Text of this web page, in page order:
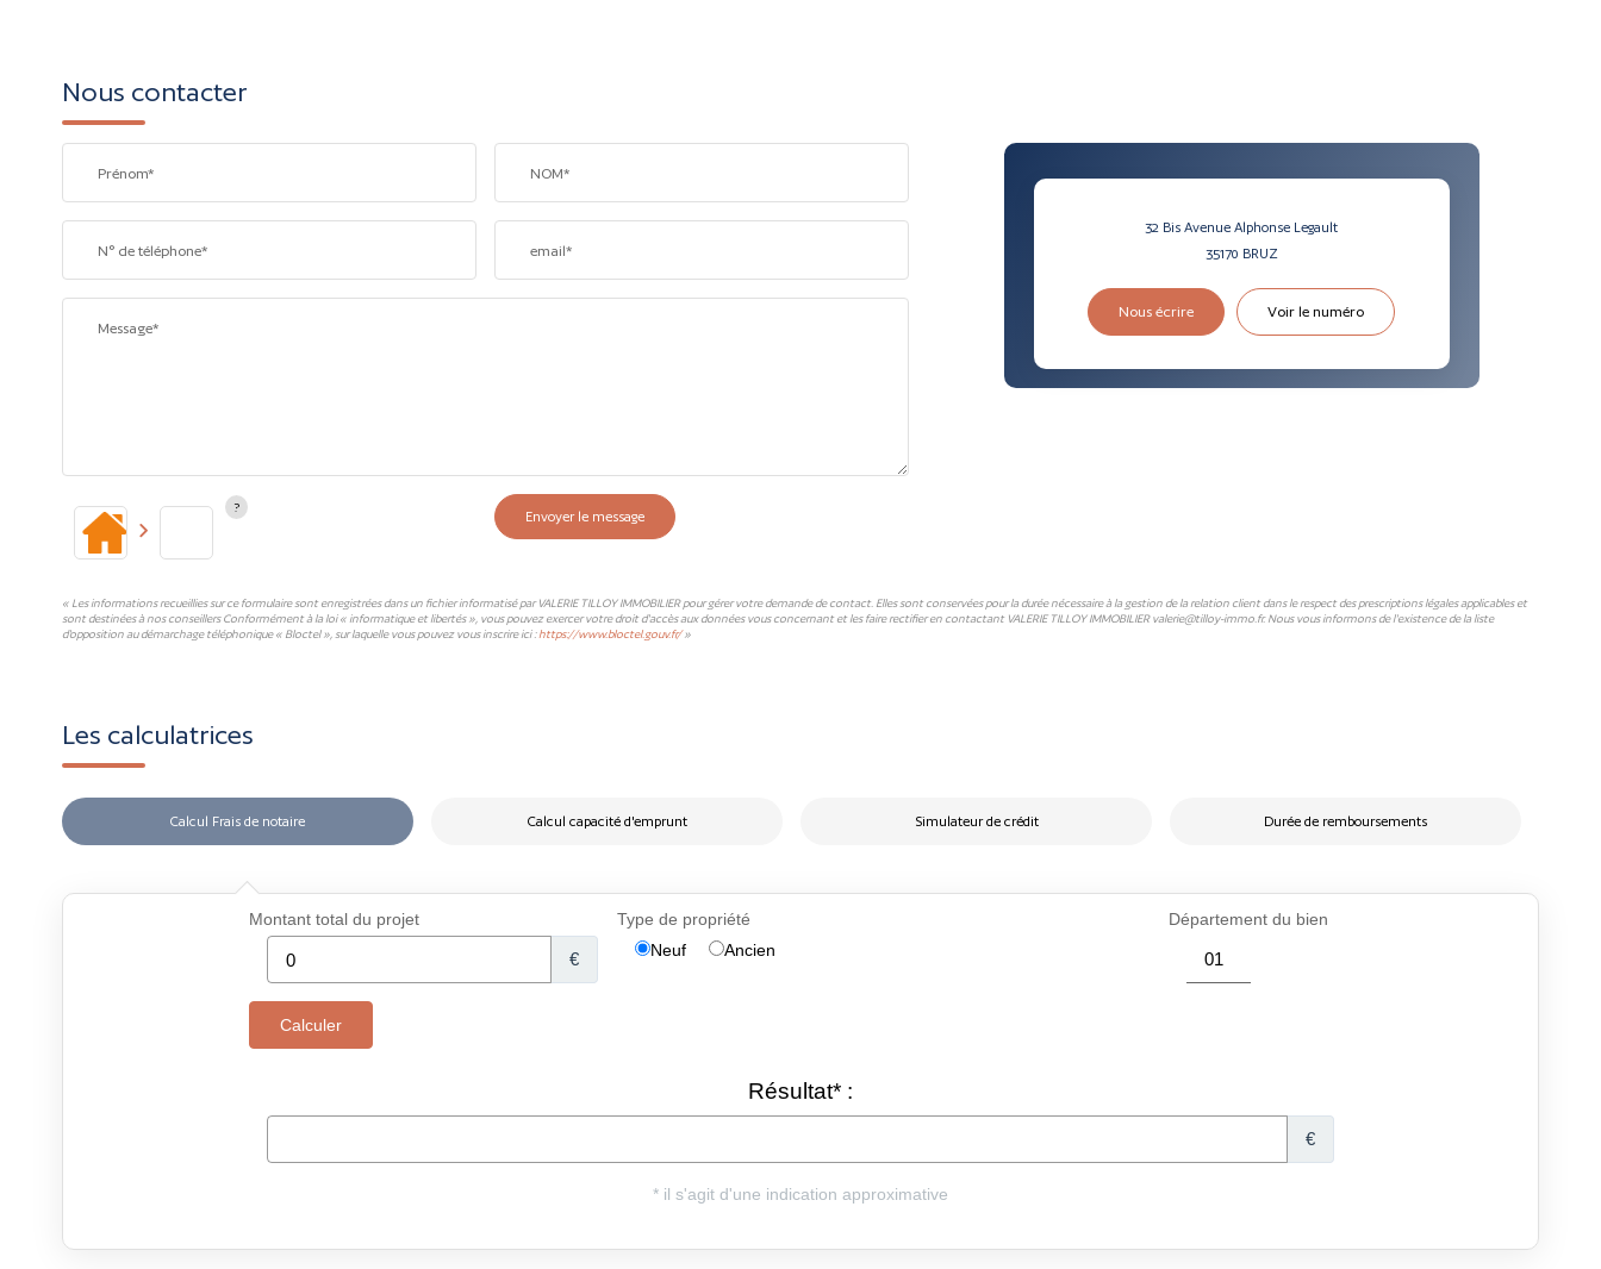
Nous contacter
Prénom* NOM*
N° de téléphone* email*
Message*
Envoyer le message
32 Bis Avenue Alphonse Legault
35170 BRUZ
Nous écrire Voir le numéro
« Les informations recueillies sur ce formulaire sont enregistrées dans un fichier informatisé par VALERIE TILLOY IMMOBILIER pour gérer votre demande de contact. Elles sont conservées pour la durée nécessaire à la gestion de la relation client dans le respect des prescriptions légales applicables et
sont destinées à nos conseillers Conformément à la loi « informatique et libertés », vous pouvez exercer votre droit d'accès aux données vous concernant et les faire rectifier en contactant VALERIE TILLOY IMMOBILIER valerie@tilloy-immo.fr. Nous vous informons de l'existence de la liste
d'opposition au démarchage téléphonique « Bloctel », sur laquelle vous pouvez vous inscrire ici :https://www.bloctel.gouv.fr/»
Les calculatrices
Calcul Frais de notaire Calcul capacité d'emprunt Simulateur de crédit Durée de remboursements